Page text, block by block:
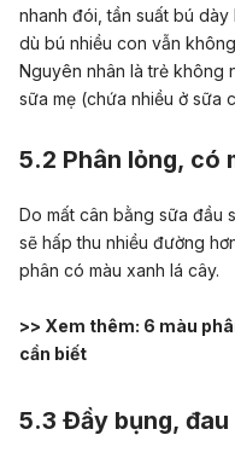
nhanh đói, tần suất bú
dù bú nhiều con vẫn
Nguyên nhân là trẻ không
sữa mẹ (chứa nhiều ở sữa
5.2 Phân lỏng, có
Do mất cân bằng sữa đầu
sẽ hấp thu nhiều đường
phân có màu xanh lá cây.
>> Xem thêm: 6 màu
cần biết
5.3 Đầy bụng, đau